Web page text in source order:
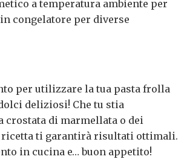
a temperatura ambiente per
congelatore per diverse
per utilizzare la tua pasta frolla
deliziosi! Che tu stia
crostata di marmellata o dei
ricetta ti garantirà risultati ottimali.
in cucina e… buon appetito!